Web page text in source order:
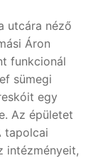
utcára néző
Áron
funkcionál
sümegi
egy
Az épületet
tapolcai
intézményeit,